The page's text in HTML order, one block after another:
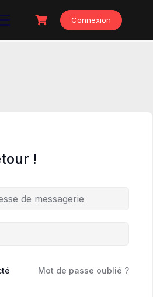
Connexion
!
Mot de passe oublié ?